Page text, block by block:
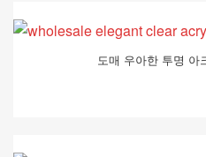
도매 우아한 투명 아